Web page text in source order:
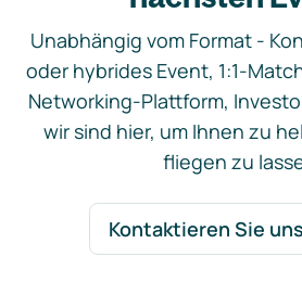
Unabhängig vom Format -
oder hybrides Event, 1:1-
Networking-Plattform,
wir sind hier, um Ihnen zu
fliegen zu
Kontaktieren Sie